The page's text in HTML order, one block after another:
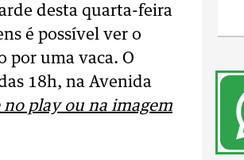
desta quarta-feira
é possível ver o
por uma vaca. O
18h, na Avenida
no play ou na imagem